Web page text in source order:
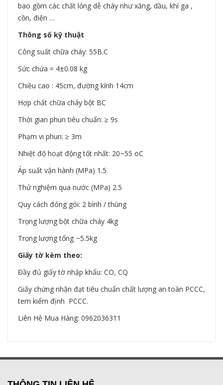
bao gồm các chất lỏng dễ cháy như xăng, dầu, khí ga ,
cồn, điện …
Thông số kỹ thuật
Công suất chữa cháy: 55B.C
Sức chứa = 4±0.08 kg
Chiều cao : 45cm, đường kính 14cm
Hợp chất chữa cháy bột BC
Thời gian phun tiêu chuẩn: ≥ 9s
Phạm vi phun: ≥ 3m
Nhiệt độ hoạt động tốt nhất: 20~55 oC
Áp suất vận hành (MPa) 1.5
Thử nghiệm qua nước (MPa) 2.5
Quy cách đóng gói: 2 bình / thùng
Trọng lượng bột chữa cháy 4kg
Trọng lượng tổng ~5.5kg
Giấy tờ kèm theo:
Đầy đủ giấy tờ nhập khẩu: CO, CQ
Giấy chứng nhận đạt tiêu chuẩn chất lượng an toàn PCCC,
tem kiểm định PCCC.
Liên Hệ Mua Hàng: 0962036311